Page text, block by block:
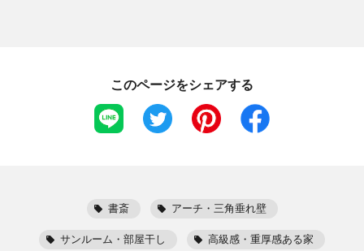
このページをシェアする
書斎 アーチ・三角垂れ壁
サンルーム・部屋干し 高級感・重厚感ある家